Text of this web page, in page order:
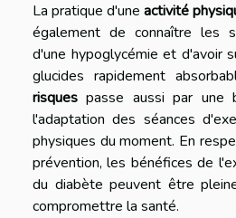
La pratique d'une activité
également de connaître les
d'une hypoglycémie et d'avoir
glucides rapidement
risques passe aussi par une
l'adaptation des séances
physiques du moment. En
prévention, les bénéfices de
du diabète peuvent être
compromettre la santé.